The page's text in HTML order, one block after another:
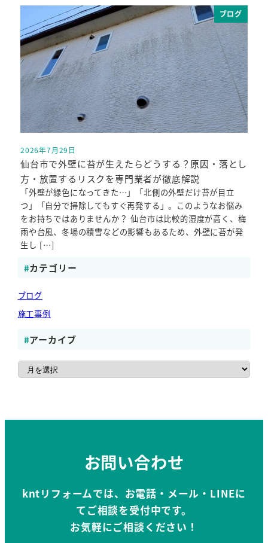
ブログ
投稿日
2026年7月29日
仙台市で外壁に苔が生えたらどうする？原因・落とし
方・放置するリスクを専門業者が徹底解説
「外壁が緑色になってきた…」「北側の外壁だけ苔が目立
つ」「自分で掃除してもすぐ再発する」。このようなお悩み
をお持ちではありませんか？ 仙台市は比較的湿度が高く、梅
雨や台風、冬場の積雪などの影響もあるため、外壁に苔が発
生し […]
カテゴリー
ブログ
施工事例
アーカイブ
ア
ー
ブ
お問い合わせ
kntリフォームでは、お電話・メール・LINEに
てご相談を受付中です。
お気軽にご相談ください！